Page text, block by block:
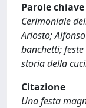
Parole chiave
Cerimoniale
Ariosto;
banchetti;
storia della
Citazione
Una festa